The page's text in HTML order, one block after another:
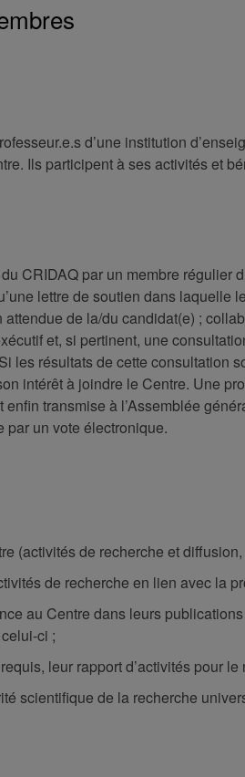
d’une institution
Ils participent à ses activités et
CRIDAQ par un membre régulier
lettre de soutien dans laquelle
de la/du candidat(e) ;
et, si pertinent, une
les résultats de cette consultation
intérêt à joindre le Centre. Une
transmise à l’Assemblée
par un vote électronique.
(activités de recherche et
de recherche en lien avec la
au Centre dans leurs
ci ;
leur rapport d’activités pour
scientifique de la recherche